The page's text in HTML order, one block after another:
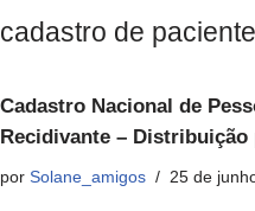
cadastro de
Cadastro Nacional de
Recidivante –
por Solane_amigos 25 de